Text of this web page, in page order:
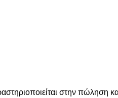
στην πώληση